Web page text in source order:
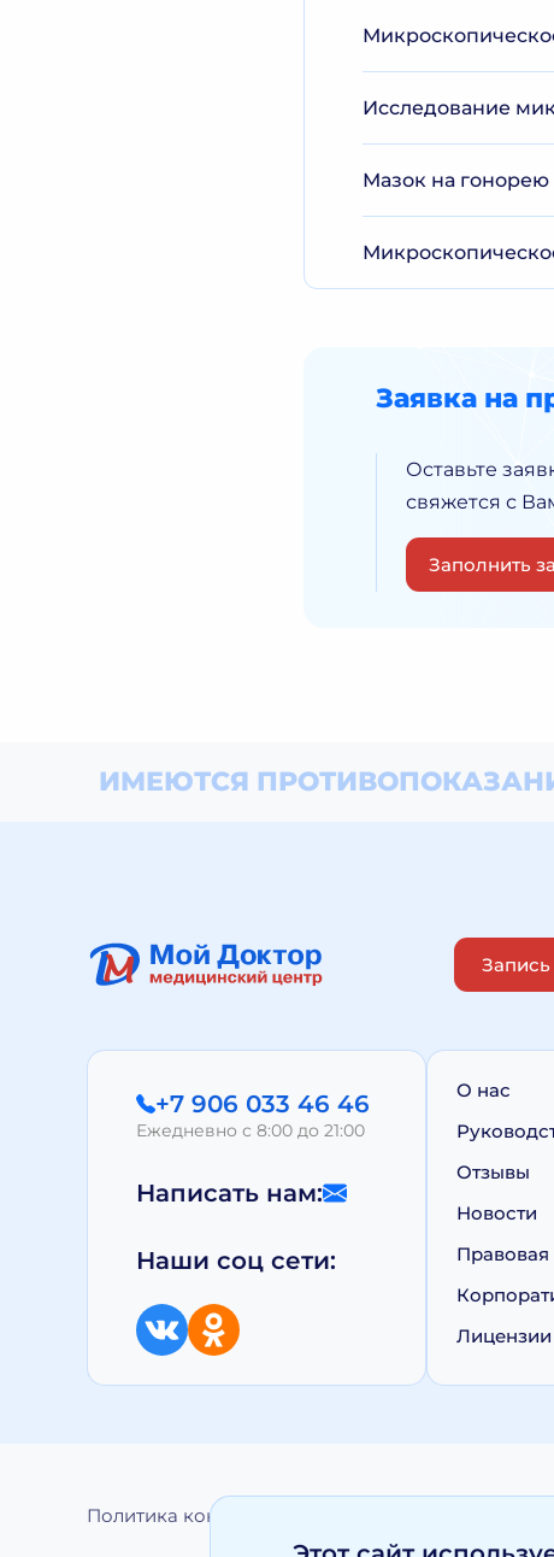
Исследование
Мазок на гонорею
Заявка на
Оставьте
свяжется с
Заполнить
ИМЕЮТСЯ
+7 906 033 46 46
Ежедневно с 8:00 до 21:00
Написать нам:
Наши соц сети:
О нас
Отзывы
Новости
Лицензии
Политика конфиденциальности